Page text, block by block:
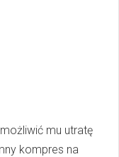
mu utratę
kompres na